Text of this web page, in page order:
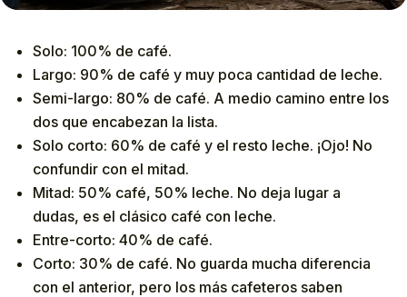
Solo: 100% de café.
Largo: 90% de café y muy poca cantidad de leche.
Semi-largo: 80% de café. A medio camino entre los
dos que encabezan la lista.
Solo corto: 60% de café y el resto leche. ¡Ojo! No
confundir con el mitad.
Mitad: 50% café, 50% leche. No deja lugar a
dudas, es el clásico café con leche.
Entre-corto: 40% de café.
Corto: 30% de café. No guarda mucha diferencia
con el anterior, pero los más cafeteros saben